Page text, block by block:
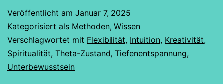
Dein
Tor
zu
Veröffentlicht am Januar 7, 2025
Kategorisiert als Methoden, Wissen
Verschlagwortet mit Flexibilität, Intuition, Kreativität,
Spiritualität, Theta-Zustand, Tiefenentspannung,
Unterbewusstsein